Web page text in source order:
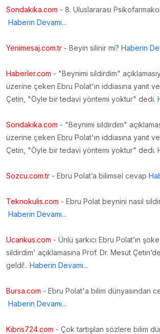
Sondakika.com - 8. Uluslararası
Haberin Devamı...
Yenimesaj.com.tr - Beyin silinir mi? Haberin
Haberler.com - "Beynimi sildirdim"
üzerine çeken Ebru Polat'ın iddiasına yanıt
Çetin, "Öyle bir tedavi yöntemi yoktur" dedi.
Sondakika.com - "Beynimi sildirdim"
üzerine çeken Ebru Polat'ın iddiasına yanıt
Çetin, "Öyle bir tedavi yöntemi yoktur" dedi.
Sozcu.com.tr - Ebru Polat’a bilimsel cevap
Teknokulis.com - Ebru Polat beynini nasıl
Haberin Devamı...
Ucankus.com - Ünlü şarkıcı Ebru Polat’ın
sildirdim' açıklamasına Prof. Dr. Mesut
geldi!.. Haberin Devamı...
Bursa.com - Ebru Polat'a bilim dünyasından
Haberin Devamı...
Kibris724.com - Çok tartışılan sözlere bilim